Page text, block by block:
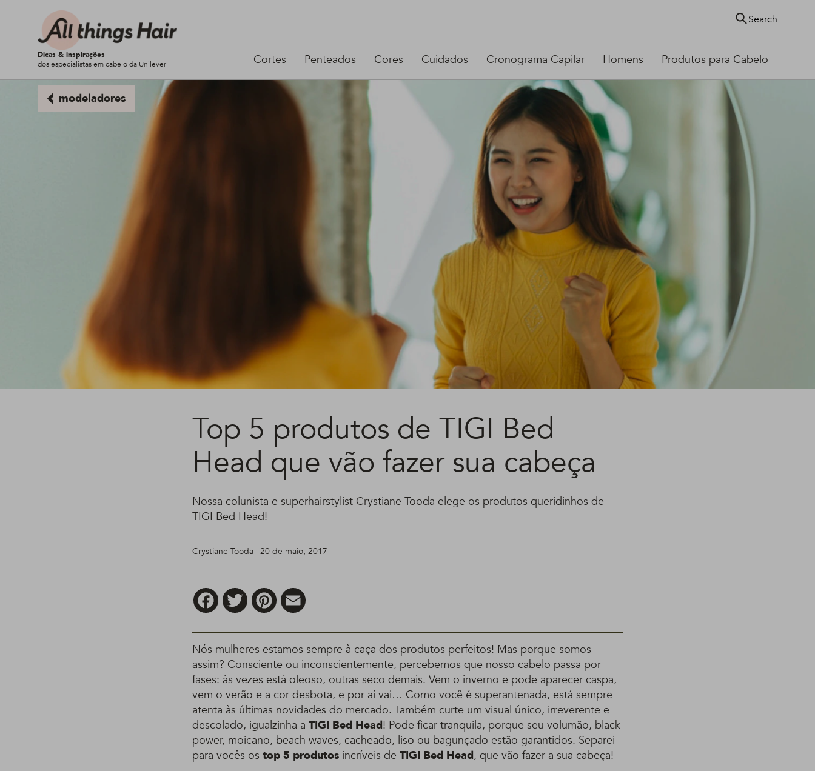
Dicas & inspirações
dos especialistas em cabelo da Unilever
Cortes Penteados Cores Cuidados Cronograma Capilar Homens Produtos para Cabelo
Search
modeladores
Top 5 produtos de TIGI Bed
Head que vão fazer sua cabeça
Nossa colunista e superhairstylist Crystiane Tooda elege os produtos queridinhos de
TIGI Bed Head!
Crystiane Tooda | 20 de maio, 2017
FacebookTwitter Pinterest
Nós mulheres estamos sempre à caça dos produtos perfeitos! Mas porque somos
assim? Consciente ou inconscientemente, percebemos que nosso cabelo passa por
fases: às vezes está oleoso, outras seco demais. Vem o inverno e pode aparecer caspa,
vem o verão e a cor desbota, e por aí vai… Como você é superantenada, está sempre
atenta às últimas novidades do mercado. Também curte um visual único, irreverente e
descolado, igualzinha a TIGI Bed Head! Pode ficar tranquila, porque seu volumão, black
power, moicano, beach waves, cacheado, liso ou bagunçado estão garantidos. Separei
para vocês os top 5 produtos incríveis de TIGI Bed Head, que vão fazer a sua cabeça!